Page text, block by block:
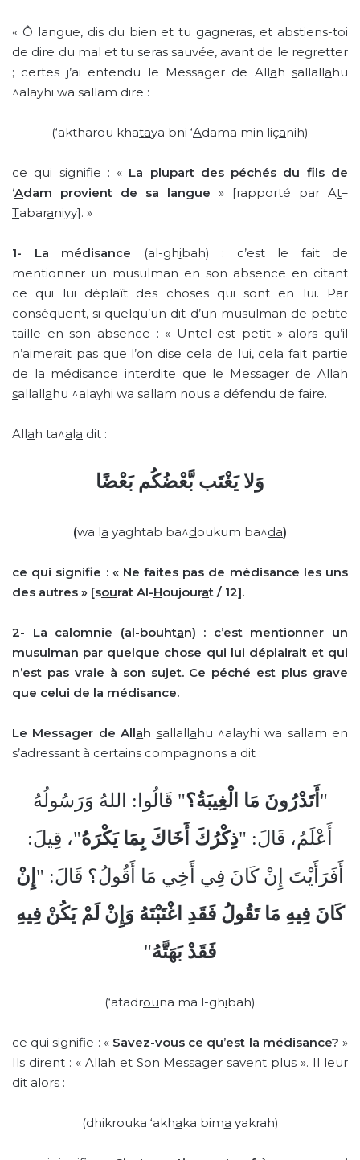
« Ô langue, dis du bien et tu gagneras, et abstiens-toi
de dire du mal et tu seras sauvée, avant de le regretter
; certes j’ai entendu le Messager de Allah sallallahu
^alayhi wa sallam dire :
(‘aktharou khataya bni ‘Adama min liçanih)
ce qui signifie : « La plupart des péchés du fils de
‘Adam provient de sa langue » [rapporté par At–
Tabaraniyy]. »
1- La médisance (al-ghibah) : c’est le fait de
mentionner un musulman en son absence en citant
ce qui lui déplaît des choses qui sont en lui. Par
conséquent, si quelqu’un dit d’un musulman de petite
taille en son absence : « Untel est petit » alors qu’il
n’aimerait pas que l’on dise cela de lui, cela fait partie
de la médisance interdite que le Messager de Allah
sallallahu ^alayhi wa sallam nous a défendu de faire.
Allah ta^ala dit :
وَلا يَغْتَب بَّعْضُكُم بَعْضًا
(wa la yaghtab ba^doukum ba^da)
ce qui signifie : « Ne faites pas de médisance les uns
des autres » [sourat Al-Houjourat / 12].
2- La calomnie (al-bouhtan) : c’est mentionner un
musulman par quelque chose qui lui déplairait et qui
n’est pas vraie à son sujet. Ce péché est plus grave
que celui de la médisance.
Le Messager de Allah sallallahu ^alayhi wa sallam en
s’adressant à certains compagnons a dit :
" أَتَدْرُونَ مَا الْغِيبَةُ؟" قَالُوا: اللهُ وَرَسُولُهُ
أَعْلَمُ، قَالَ: "ذِكْرُكَ أَخَاكَ بِمَا يَكْرَهُ"، قِيلَ:
أَفَرَأَيْتَ إِنْ كَانَ فِي أَخِي مَا أَقُولُ؟ قَالَ: " إِنْ
كَانَ فِيهِ مَا تَقُولُ فَقَدِ اغْتَبْتَهُ وَإِنْ لَمْ يَكُنْ فِيهِ
فَقَدْ بَهَتَّهُ"
(‘atadrouna ma l-ghibah)
ce qui signifie : « Savez-vous ce qu’est la médisance? »
Ils dirent : « Allah et Son Messager savent plus ». Il leur
dit alors :
(dhikrouka ‘akhaka bima yakrah)